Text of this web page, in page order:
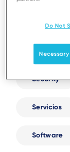
Next-Gen
Security
Servicios
Software
Do Not